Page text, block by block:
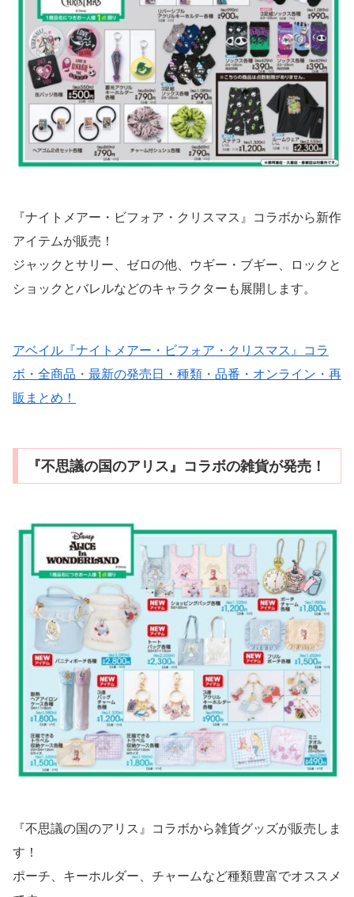
『ナイトメアー・ビフォア・クリスマス』コラボから新作
アイテムが販売！
ジャックとサリー、ゼロの他、ウギー・ブギー、ロックと
ショックとバレルなどのキャラクターも展開します。
アベイル『ナイトメアー・ビフォア・クリスマス』コラ
ボ・全商品・最新の発売日・種類・品番・オンライン・再
販まとめ！
『不思議の国のアリス』コラボの雑貨が発売！
『不思議の国のアリス』コラボから雑貨グッズが販売しま
す！
ポーチ、キーホルダー、チャームなど種類豊富でオススメ